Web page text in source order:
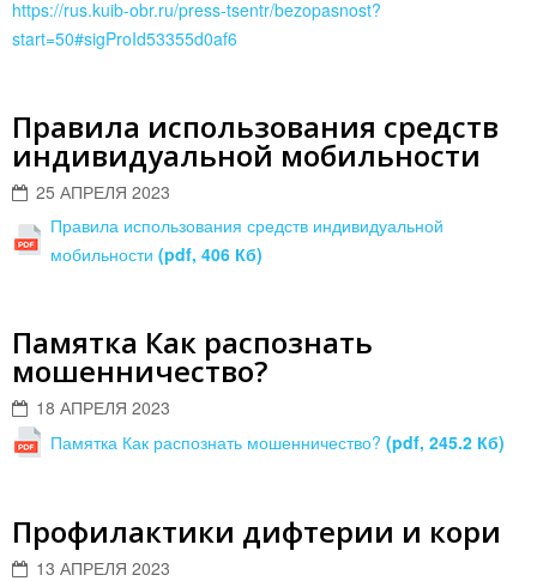
https://rus.kuib-obr.ru/press-tsentr/bezopasnost?
start=50#sigProId53355d0af6
Правила использования средств
индивидуальной мобильности
25 АПРЕЛЯ 2023
Правила использования средств индивидуальной
мобильности (pdf, 406 Кб)
Памятка Как распознать
мошенничество?
18 АПРЕЛЯ 2023
Памятка Как распознать мошенничество? (pdf, 245.2 Кб)
Профилактики дифтерии и кори
13 АПРЕЛЯ 2023